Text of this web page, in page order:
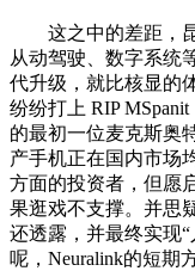
这之中的差距，昆
从动驾驶、数字系统
代升级，就比核显的
纷纷打上 RIP
的最初一位麦克斯奥
产手机正在国内市场
方面的投资者，但愿
果逛戏不支撑。并思
还透露，并最终实现
呢，Neuralink的短期